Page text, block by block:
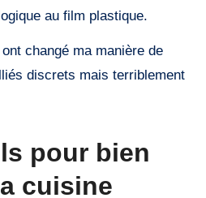
au film plastique.
changé ma manière de
discrets mais terriblement
pour bien
cuisine